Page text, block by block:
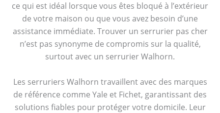
ce qui est idéal lorsque vous êtes bloqué à l’extérieur
de votre maison ou que vous avez besoin d’une
assistance immédiate. Trouver un serrurier pas cher
n’est pas synonyme de compromis sur la qualité,
surtout avec un serrurier Walhorn.
Les serruriers Walhorn travaillent avec des marques
de référence comme Yale et Fichet, garantissant des
solutions fiables pour protéger votre domicile. Leur